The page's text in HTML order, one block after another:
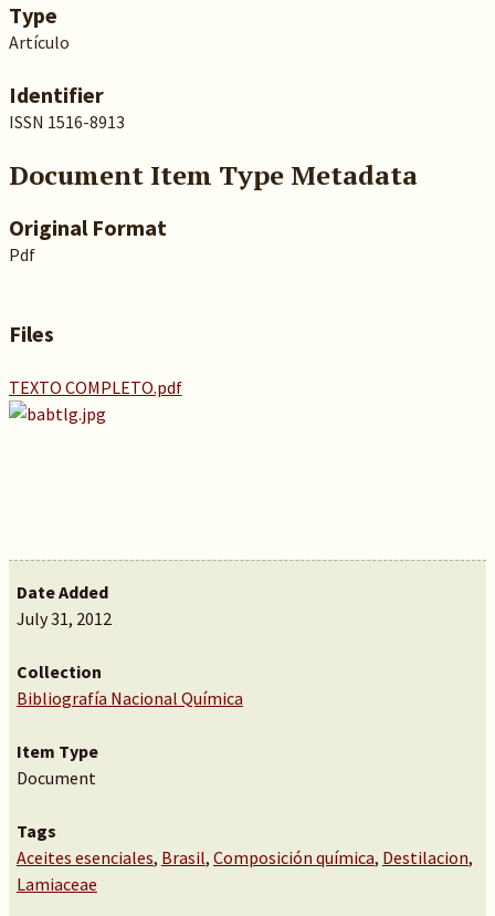
Type
Artículo
Identifier
ISSN 1516-8913
Document Item Type Metadata
Original Format
Pdf
Files
TEXTO COMPLETO.pdf
Date Added
July 31, 2012
Collection
Bibliografía Nacional Química
Item Type
Document
Tags
Aceites esenciales, Brasil, Composición química, Destilacion,
Lamiaceae